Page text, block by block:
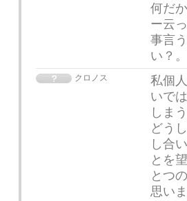
何だ
ー云
事言
い？
クロノス
私個
いで
しま
どう
し合
とを
とつ
思い